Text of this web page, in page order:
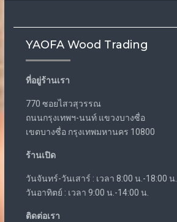
YAOFA Wood Trading
ที่อยู่ร้านเรา
770 ซอยไสวสุวรรณ
ถนนกรุงเทพฯ-นนท์ แขวงบางซื่อ
เขตบางซื่อ กรุงเทพมหานคร 10800
ร้านเปิด
วันจันทร์-วันเสาร์ : เวลา 8:00 น.-18:00 น.
วันอาทิตย์ : เวลา 9:00 น.-14:00 น.
ติดต่อเรา